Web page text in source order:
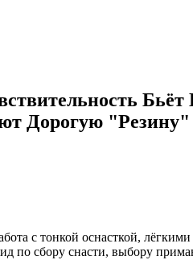
Дорогую
с тонкой оснасткой,
по сбору снасти, выбору